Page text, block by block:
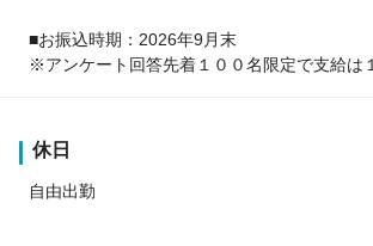
■お振込時期：2026年9月末
※アンケート回答先着１００名限定で支給は
休日
自由出勤